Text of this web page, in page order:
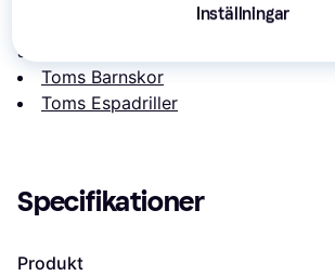
Jämför:
Toms Barnskor
Toms Espadriller
Specifikationer
Produkt
Inställningar